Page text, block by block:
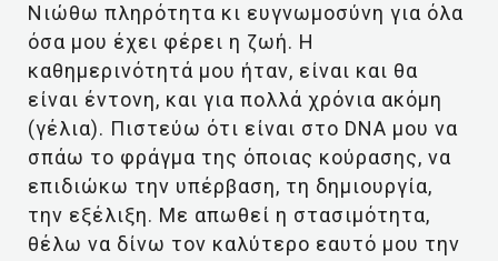
Νιώθω πληρότητα κι ευγνωμοσύνη για όλα
όσα μου έχει φέρει η ζωή. Η
καθημερινότητά μου ήταν, είναι και θα
είναι έντονη, και για πολλά χρόνια ακόμη
(γέλια). Πιστεύω ότι είναι στο DNA μου να
σπάω το φράγμα της όποιας κούρασης, να
επιδιώκω την υπέρβαση, τη δημιουργία,
την εξέλιξη. Με απωθεί η στασιμότητα,
θέλω να δίνω τον καλύτερο εαυτό μου την